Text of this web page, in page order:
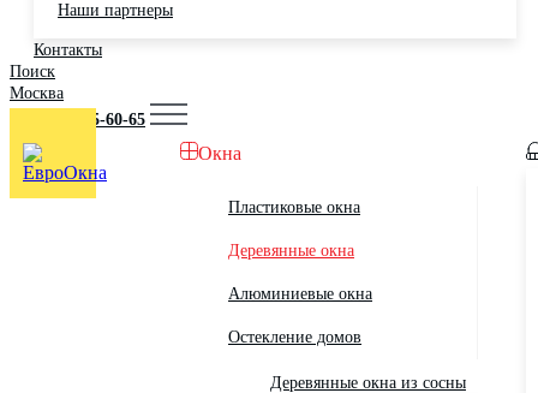
Наши партнеры
Контакты
Поиск
Москва
+7 (495) 725-60-65
Окна
Пластиковые окна
Деревянные окна
Алюминиевые окна
Остекление домов
Деревянные окна из сосны